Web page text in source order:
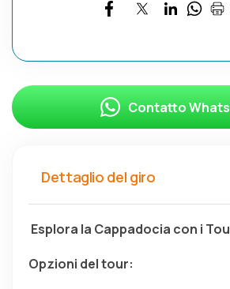
Dettaglio del giro
Esplora la Cappadocia con i
Opzioni del tour:
Contatto